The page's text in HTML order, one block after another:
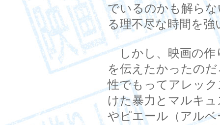
でいるのかも解ら
る理不尽な時間を
しかし、映画の作
を伝えたかったの
性でもってアレッ
けた暴力とマルキ
やピエール（アル